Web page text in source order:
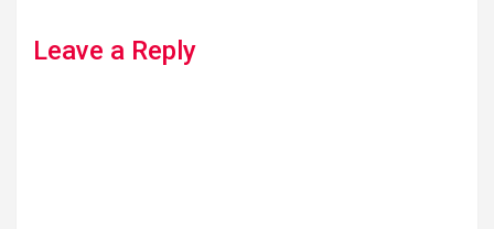
Leave a Reply